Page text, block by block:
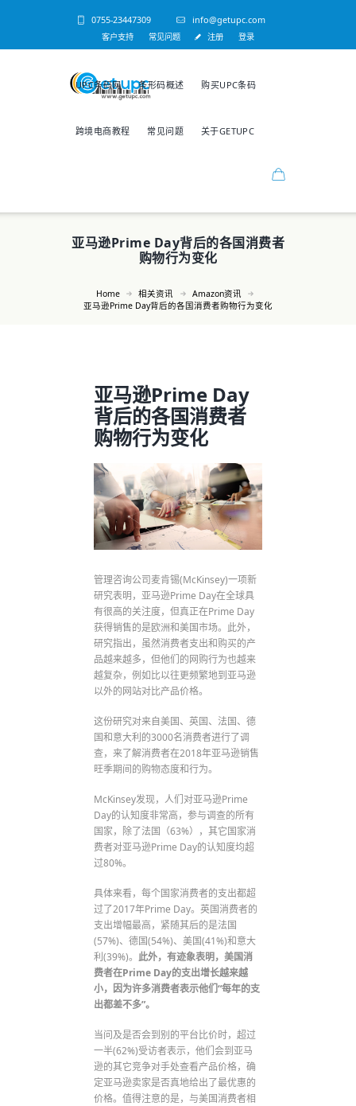
0755-23447309 info@getupc.com
客户支持 常见问题 注册 登录
UPC条码网 条形码概述 购买UPC条码
跨境电商教程 常见问题 关于GETUPC
亚马逊Prime Day背后的各国消费者
购物行为变化
Home 相关资讯
Amazon资讯
亚马逊Prime Day背后的各国消费者购物行为变化
亚马逊Prime Day
背后的各国消费者
购物行为变化
管理咨询公司麦肯锡(McKinsey)一项新
研究表明，亚马逊Prime Day在全球具
有很高的关注度，但真正在Prime Day
获得销售的是欧洲和美国市场。此外，
研究指出，虽然消费者支出和购买的产
品越来越多，但他们的网购行为也越来
越复杂，例如比以往更频繁地到亚马逊
以外的网站对比产品价格。
这份研究对来自美国、英国、法国、德
国和意大利的3000名消费者进行了调
查，来了解消费者在2018年亚马逊销售
旺季期间的购物态度和行为。
McKinsey发现，人们对亚马逊Prime
Day的认知度非常高，参与调查的所有
国家，除了法国（63%），其它国家消
费者对亚马逊Prime Day的认知度均超
过80%。
具体来看，每个国家消费者的支出都超
过了2017年Prime Day。英国消费者的
支出增幅最高，紧随其后的是法国
(57%)、德国(54%)、美国(41%)和意大
利(39%)。 此外，有迹象表明，美国消
费者在Prime Day的支出增长越来越
小，因为许多消费者表示他们“每年的支
出都差不多”。
当问及是否会到别的平台比价时，超过
一半(62%)受访者表示，他们会到亚马
逊的其它竞争对手处查看产品价格，确
定亚马逊卖家是否真地给出了最优惠的
价格。值得注意的是，与美国消费者相